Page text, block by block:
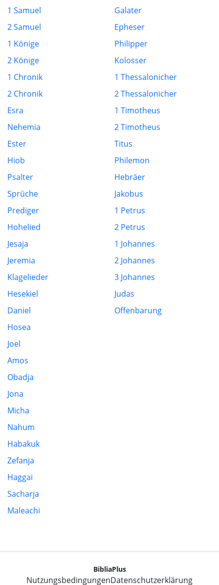
1 Samuel
2 Samuel
1 Könige
2 Könige
1 Chronik
2 Chronik
Esra
Nehemia
Ester
Hiob
Psalter
Sprüche
Prediger
Hohelied
Jesaja
Jeremia
Klagelieder
Hesekiel
Daniel
Hosea
Joel
Amos
Obadja
Jona
Micha
Nahum
Habakuk
Zefanja
Haggai
Sacharja
Maleachi
Galater
Epheser
Philipper
Kolosser
1 Thessalonicher
2 Thessalonicher
1 Timotheus
2 Timotheus
Titus
Philemon
Hebräer
Jakobus
1 Petrus
2 Petrus
1 Johannes
2 Johannes
3 Johannes
Judas
Offenbarung
BibliaPlus
NutzungsbedingungenDatenschutzerklärung